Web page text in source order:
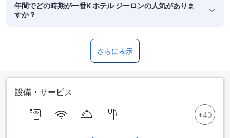
年間でどの時期が一番K ホテル ジーロンの人気がありま
すか？
さらに表示
設備・サービス